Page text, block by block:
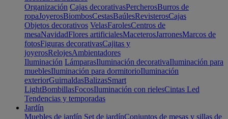
Organización Cajas decorativasPercherosBurros de
ropaJoyerosBiombosCestasBaúlesRevisterosCajas
Objetos decorativos VelasFarolesCentros de
mesaNavidadFlores artificialesMaceterosJarronesMarcos de
fotosFiguras decorativasCajitas y
joyerosRelojesAmbientadores
Iluminación LámparasIluminación decorativaIluminación para
mueblesIluminación para dormitorioIluminación
exteriorGuirnaldasBalizasSmart
LightBombillasFocosIluminación con rielesCintas Led
Tendencias y temporadas
Jardín
Muebles de jardín Set de jardínConjuntos de mesas y sillas de